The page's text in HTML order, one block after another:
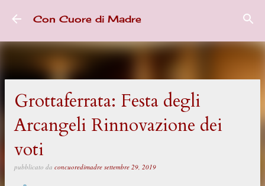
Passa ai contenuti principali
Con Cuore di Madre
Grottaferrata: Festa degli
Arcangeli Rinnovazione dei
voti
pubblicato da concuoredimadre settembre 29, 2019